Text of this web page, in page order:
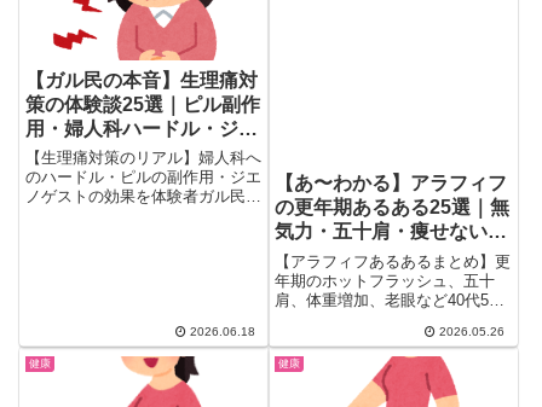
【ガル民の本音】生理痛対
策の体験談25選｜ピル副作
用・婦人科ハードル・ジエ
ノゲストの効果
【生理痛対策のリアル】婦人科へ
のハードル・ピルの副作用・ジエ
ノゲストの効果を体験者ガル民が
2026.06.18
【あ〜わかる】アラフィフ
の更年期あるある25選｜無
気力・五十肩・痩せない悩
み本音まとめ
【アラフィフあるあるまとめ】更
年期のホットフラッシュ、五十
肩、体重増加、老眼など40代50
以上が語ったトピから厳選25
選。無気力・介護・仕事・美容課
金まで、アラフィフ女性の本音を
一気にチェックできます。
2026.05.26
健康 健康